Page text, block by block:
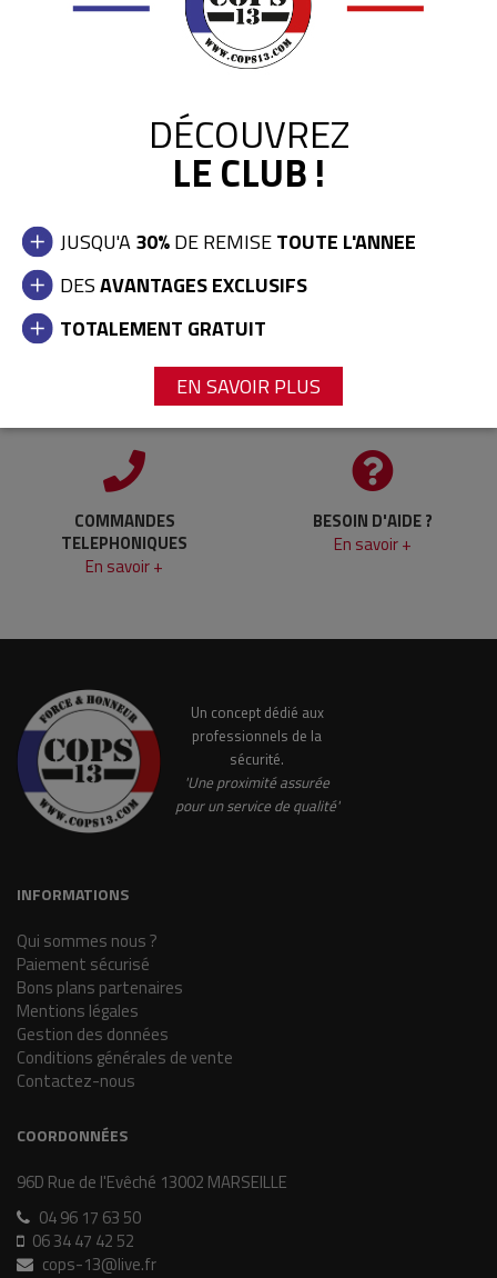
DÉCOUVREZ
LE CLUB !
JUSQU'A30%DE REMISETOUTE L'ANNEE
DESAVANTAGES EXCLUSIFS
TOTALEMENT GRATUIT
EN SAVOIR PLUS
LA BOUTIQUE
LIVRAISON ET RETOURS
LE CLUB COPS13
En savoir +
CARTES CADEAUX
En savoir +
COMMANDES
TELEPHONIQUES
En savoir +
BESOIN D'AIDE ?
En savoir +
Un concept dédié aux
professionnels de la
sécurité.
'Une proximité assurée
pour un service de qualité'
INFORMATIONS
Qui sommes nous ?
Paiement sécurisé
Bons plans partenaires
Mentions légales
Gestion des données
Conditions générales de vente
Contactez-nous
COORDONNÉES
96D Rue de l'Evêché 13002 MARSEILLE
04 96 17 63 50
06 34 47 42 52
cops-13@live.fr